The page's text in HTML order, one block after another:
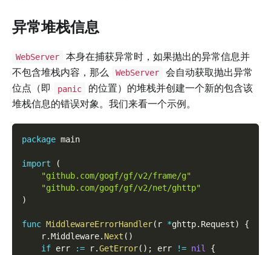
异常堆栈信息
WebServer
本身在捕获异常时，如果抛出的异常信息并
不包含堆栈内容，那么
WebServer
会自动获取抛出异常
位点（即
panic
的位置）的堆栈并创建一个新的包含该
堆栈信息的错误对象。我们来看一个示例。
package main
import
(
"github.com/gogf/gf/v2/frame/g"
"github.com/gogf/gf/v2/net/ghttp"
)
func MiddlewareErrorHandler( r *ghttp. Request)
{
    r
.Middleware. Next ( )
if err := r.GetError( ) ; err != nil
{